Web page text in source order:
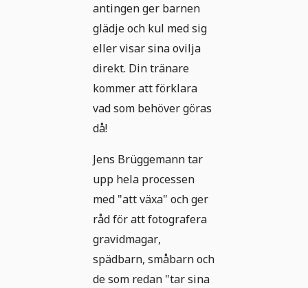
antingen ger barnen
glädje och kul med sig
eller visar sina ovilja
direkt. Din tränare
kommer att förklara
vad som behöver göras
då!
Jens Brüggemann tar
upp hela processen
med "att växa" och ger
råd för att fotografera
gravidmagar,
spädbarn, småbarn och
de som redan "tar sina